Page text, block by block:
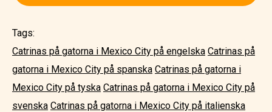
Tags:
Catrinas på gatorna i Mexico City på engelska Catrinas på
gatorna i Mexico City på spanska Catrinas på gatorna i
Mexico City på tyska Catrinas på gatorna i Mexico City på
svenska Catrinas på gatorna i Mexico City på italienska